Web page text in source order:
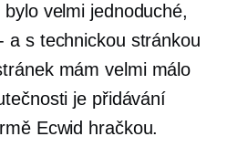
velmi jednoduché,
a s technickou stránkou
mám velmi málo
je přidávání
Ecwid hračkou.